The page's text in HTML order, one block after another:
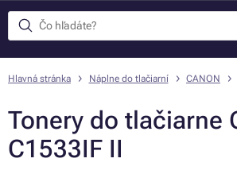
Hlavná stránka Náplne do tlačiarní CANON
Tonery do tlačiarne
C1533IF II